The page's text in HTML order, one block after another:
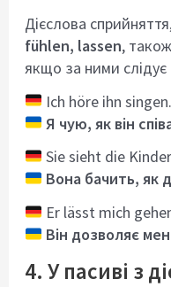
Дієслова
fühlen, lassen,
якщо за ними слідує
Ich höre ihn singen.
Я чую, як він
Sie sieht die
Вона бачить, як
Er lässt mich
Він дозволяє
4. У пасиві з